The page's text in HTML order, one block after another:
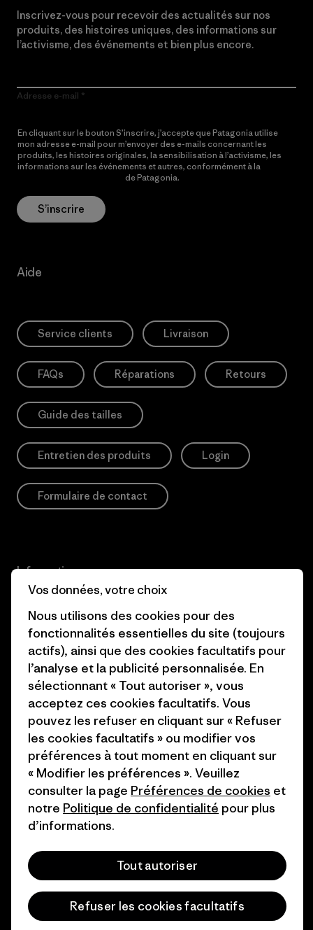
Inscrivez-vous pour recevoir des actualités sur nos
produits, des histoires uniques, des informations sur
l’activisme, des événements et bien plus encore.
Adresse e-mail
En cliquant sur le bouton S’inscrire, j’accepte que Patagonia utilise
mon adresse e-mail pour m’envoyer des e-mails concernant les
produits, les histoires originales, la sensibilisation à l’activisme, les
informations sur les événements et autres, conformément à la
de Patagonia.
S’inscrire
Aide
Service clients Livraison
FAQs Réparations Retours
Guide des tailles
Entretien des produits Login
Formulaire de contact
Information
Patagonia Action Works
Worn Wear
Valeurs et projets
Rapport d’avancement
Business Unusual
Objectifs climatiques
1% For The Planet
Comment nous
finançons
Cartes cadeaux
Nos magasins
Pro Community
Politique de confidentialité
Conditions générales
de vente
Préférences de cookie
Carrières
Presse et media
Industry program
Patagonia Belgique Plan du
site
Vos données, votre choix
Nous utilisons des cookies pour des
fonctionnalités essentielles du site (toujours
actifs), ainsi que des cookies facultatifs pour
l’analyse et la publicité personnalisée. En
sélectionnant « Tout autoriser », vous
acceptez ces cookies facultatifs. Vous
pouvez les refuser en cliquant sur « Refuser
les cookies facultatifs » ou modifier vos
préférences à tout moment en cliquant sur
« Modifier les préférences ». Veuillez
consulter la page Préférences de cookies et
notre Politique de confidentialité pour plus
d’informations.
Tout autoriser
Refuser les cookies facultatifs